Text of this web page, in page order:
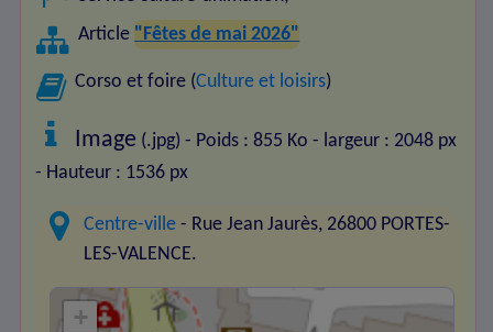
Article "Fêtes de mai 2026"
Corso et foire (Culture et loisirs)
Image (.jpg) - Poids : 855 Ko - largeur : 2048 px
- Hauteur : 1536 px
Centre-ville - Rue Jean Jaurès, 26800 PORTES-
LES-VALENCE.
+